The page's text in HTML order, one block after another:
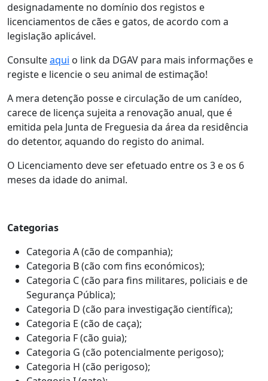
designadamente no domínio dos registos e
licenciamentos de cães e gatos, de acordo com a
legislação aplicável.
Consulteaqui o link da DGAV para mais informações e
registe e licencie o seu animal de estimação!
A mera detenção posse e circulação de um canídeo,
carece de licença sujeita a renovação anual, que é
emitida pela Junta de Freguesia da área da residência
do detentor, aquando do registo do animal.
O Licenciamento deve ser efetuado entre os 3 e os 6
meses da idade do animal.
Categorias
Categoria A (cão de companhia);
Categoria B (cão com fins económicos);
Categoria C (cão para fins militares, policiais e de
Segurança Pública);
Categoria D (cão para investigação científica);
Categoria E (cão de caça);
Categoria F (cão guia);
Categoria G (cão potencialmente perigoso);
Categoria H (cão perigoso);